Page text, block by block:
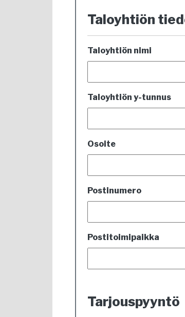
Taloyhtiön
Taloyhtiön nimi
Taloyhtiön y-tunnus
Osoite
Postinumero
Postitoimipaikka
Tarjouspyyntö